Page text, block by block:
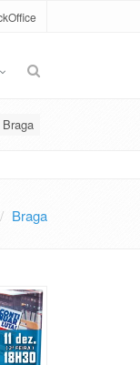
Braga
Braga